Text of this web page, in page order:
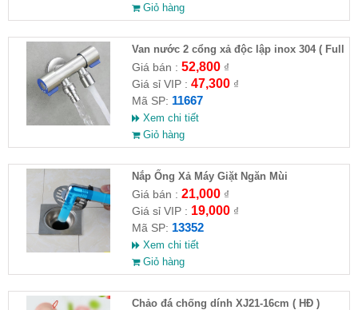
Giỏ hàng
Van nước 2 cổng xả độc lập inox 304 ( Full
VAT )
Giá bán : 52,800₫
Giá sỉ VIP : 47,300₫
Mã SP: 11667
Xem chi tiết
Giỏ hàng
Nắp Ống Xả Máy Giặt Ngăn Mùi
Giá bán : 21,000₫
Giá sỉ VIP : 19,000₫
Mã SP: 13352
Xem chi tiết
Giỏ hàng
Chảo đá chống dính XJ21-16cm ( HĐ )